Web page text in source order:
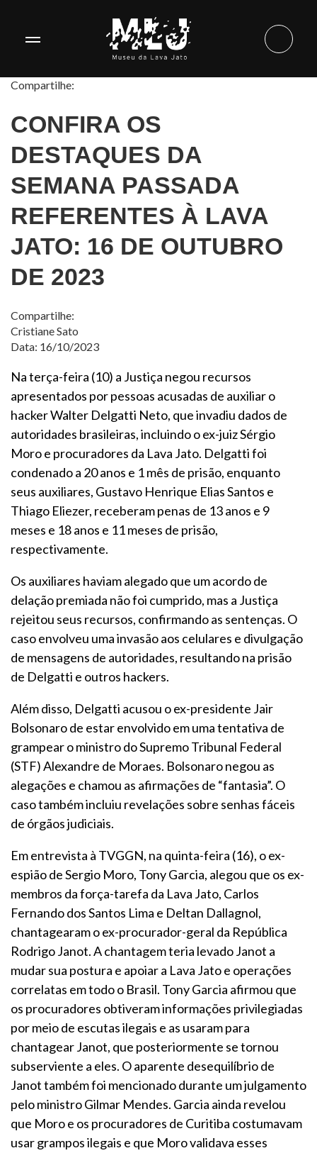
Compartilhe:
CONFIRA OS
DESTAQUES DA
SEMANA PASSADA
REFERENTES À LAVA
JATO: 16 DE OUTUBRO
DE 2023
Compartilhe:
Cristiane Sato
Data: 16/10/2023
Na terça-feira (10) a Justiça negou recursos
apresentados por pessoas acusadas de auxiliar o
hacker Walter Delgatti Neto, que invadiu dados de
autoridades brasileiras, incluindo o ex-juiz Sérgio
Moro e procuradores da Lava Jato. Delgatti foi
condenado a 20 anos e 1 mês de prisão, enquanto
seus auxiliares, Gustavo Henrique Elias Santos e
Thiago Eliezer, receberam penas de 13 anos e 9
meses e 18 anos e 11 meses de prisão,
respectivamente.
Os auxiliares haviam alegado que um acordo de
delação premiada não foi cumprido, mas a Justiça
rejeitou seus recursos, confirmando as sentenças. O
caso envolveu uma invasão aos celulares e divulgação
de mensagens de autoridades, resultando na prisão
de Delgatti e outros hackers.
Além disso, Delgatti acusou o ex-presidente Jair
Bolsonaro de estar envolvido em uma tentativa de
grampear o ministro do Supremo Tribunal Federal
(STF) Alexandre de Moraes. Bolsonaro negou as
alegações e chamou as afirmações de “fantasia”. O
caso também incluiu revelações sobre senhas fáceis
de órgãos judiciais.
Em entrevista à TVGGN, na quinta-feira (16), o ex-
espião de Sergio Moro, Tony Garcia, alegou que os ex-
membros da força-tarefa da Lava Jato, Carlos
Fernando dos Santos Lima e Deltan Dallagnol,
chantagearam o ex-procurador-geral da República
Rodrigo Janot. A chantagem teria levado Janot a
mudar sua postura e apoiar a Lava Jato e operações
correlatas em todo o Brasil. Tony Garcia afirmou que
os procuradores obtiveram informações privilegiadas
por meio de escutas ilegais e as usaram para
chantagear Janot, que posteriormente se tornou
subserviente a eles. O aparente desequilíbrio de
Janot também foi mencionado durante um julgamento
pelo ministro Gilmar Mendes. Garcia ainda revelou
que Moro e os procuradores de Curitiba costumavam
usar grampos ilegais e que Moro validava esses